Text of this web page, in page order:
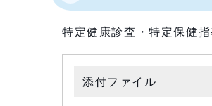
特定健康診査・特定保健
添付ファイル